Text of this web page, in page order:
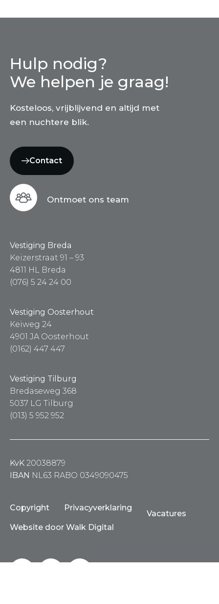
Hulp nodig?
We helpen je graag!
Kosteloos, vrijblijvend en altijd met
een nuchtere blik.
Contact
Ontmoet ons team
Vestiging Breda
Keizerstraat 91 – 93
4811 HL Breda
(076) 5 24 24 00
Vestiging Oosterhout
Keiweg 24
4901 JA Oosterhout
(0162) 447 447
Vestiging Tilburg
Bredaseweg 368
5037 LG Tilburg
(013) 5 952 952
KvK 20038879
IBAN NL63 RABO 0349090475
Copyright Privacyverklaring
Vacatures
Website door Walk Digital